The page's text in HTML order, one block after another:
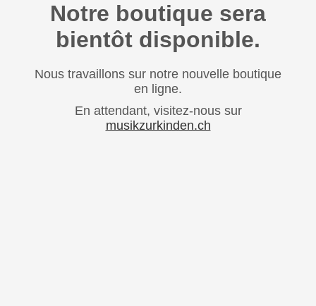
Notre boutique sera
bientôt disponible.
Nous travaillons sur notre nouvelle boutique
en ligne.
En attendant, visitez-nous sur
musikzurkinden.ch